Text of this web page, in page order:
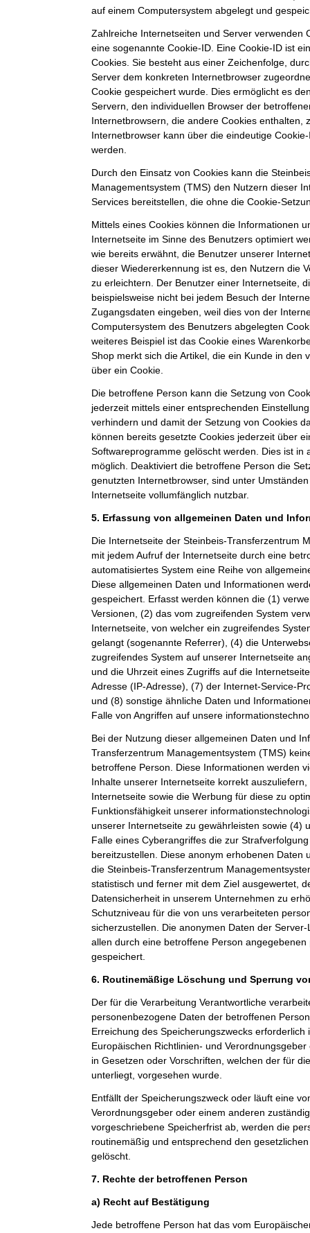
auf einem Computersystem abgelegt und
Zahlreiche Internetseiten und Server verwenden
eine sogenannte Cookie-ID. Eine Cookie-ID ist
Cookies. Sie besteht aus einer Zeichenfolge,
Server dem konkreten Internetbrowser
Cookie gespeichert wurde. Dies ermöglicht es
Servern, den individuellen Browser der
Internetbrowsern, die andere Cookies enthalten,
Internetbrowser kann über die eindeutige
werden.
Durch den Einsatz von Cookies kann die
Managementsystem (TMS) den Nutzern dieser
Services bereitstellen, die ohne die Cookie-
Mittels eines Cookies können die Informationen
Internetseite im Sinne des Benutzers optimiert
wie bereits erwähnt, die Benutzer unserer
dieser Wiedererkennung ist es, den Nutzern die
zu erleichtern. Der Benutzer einer Internetseite,
beispielsweise nicht bei jedem Besuch der
Zugangsdaten eingeben, weil dies von der
Computersystem des Benutzers abgelegten
weiteres Beispiel ist das Cookie eines
Shop merkt sich die Artikel, die ein Kunde in den
über ein Cookie.
Die betroffene Person kann die Setzung von
jederzeit mittels einer entsprechenden
verhindern und damit der Setzung von Cookies
können bereits gesetzte Cookies jederzeit über
Softwareprogramme gelöscht werden. Dies ist in
möglich. Deaktiviert die betroffene Person die
genutzten Internetbrowser, sind unter
Internetseite vollumfänglich nutzbar.
5. Erfassung von allgemeinen Daten und
Die Internetseite der Steinbeis-Transferzentrum
mit jedem Aufruf der Internetseite durch eine
automatisiertes System eine Reihe von
Diese allgemeinen Daten und Informationen
gespeichert. Erfasst werden können die (1)
Versionen, (2) das vom zugreifenden System
Internetseite, von welcher ein zugreifendes
gelangt (sogenannte Referrer), (4) die
zugreifendes System auf unserer Internetseite
und die Uhrzeit eines Zugriffs auf die
Adresse (IP-Adresse), (7) der Internet-Service-
und (8) sonstige ähnliche Daten und
Falle von Angriffen auf unsere
Bei der Nutzung dieser allgemeinen Daten und
Transferzentrum Managementsystem (TMS)
betroffene Person. Diese Informationen werden
Inhalte unserer Internetseite korrekt
Internetseite sowie die Werbung für diese zu
Funktionsfähigkeit unserer
unserer Internetseite zu gewährleisten sowie (4)
Falle eines Cyberangriffes die zur
bereitzustellen. Diese anonym erhobenen Daten
die Steinbeis-Transferzentrum
statistisch und ferner mit dem Ziel ausgewertet,
Datensicherheit in unserem Unternehmen zu
Schutzniveau für die von uns verarbeiteten
sicherzustellen. Die anonymen Daten der
allen durch eine betroffene Person
gespeichert.
6. Routinemäßige Löschung und Sperrung
Der für die Verarbeitung Verantwortliche
personenbezogene Daten der betroffenen
Erreichung des Speicherungszwecks
Europäischen Richtlinien- und
in Gesetzen oder Vorschriften, welchen der für
unterliegt, vorgesehen wurde.
Entfällt der Speicherungszweck oder läuft eine
Verordnungsgeber oder einem anderen
vorgeschriebene Speicherfrist ab, werden die
routinemäßig und entsprechend den
gelöscht.
7. Rechte der betroffenen Person
a) Recht auf Bestätigung
Jede betroffene Person hat das vom